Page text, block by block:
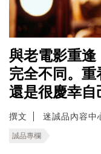
與老電影重逢
完全不同。重
還是很慶幸自
撰文 迷誠品內容中
誠品專欄